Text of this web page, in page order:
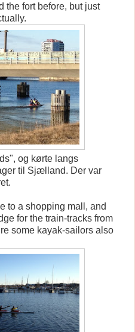
the fort before, but just
og kørte langs
til Sjælland. Der var
to a shopping mall, and
for the train-tracks from
some kayak-sailors also